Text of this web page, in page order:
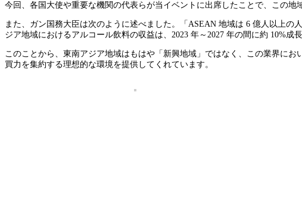
今回、各国大使や重要な機関の代表らが当イベントに出席したことで、この
また、ガン国務大臣は次のように述べました。「ASEAN 地域は 6 億人以上
ジア地域におけるアルコール飲料の収益は、2023 年～2027 年の間に約 10%成
このことから、東南アジア地域はもはや「新興地域」ではなく、この業界に
買力を集約する理想的な環境を提供してくれています。